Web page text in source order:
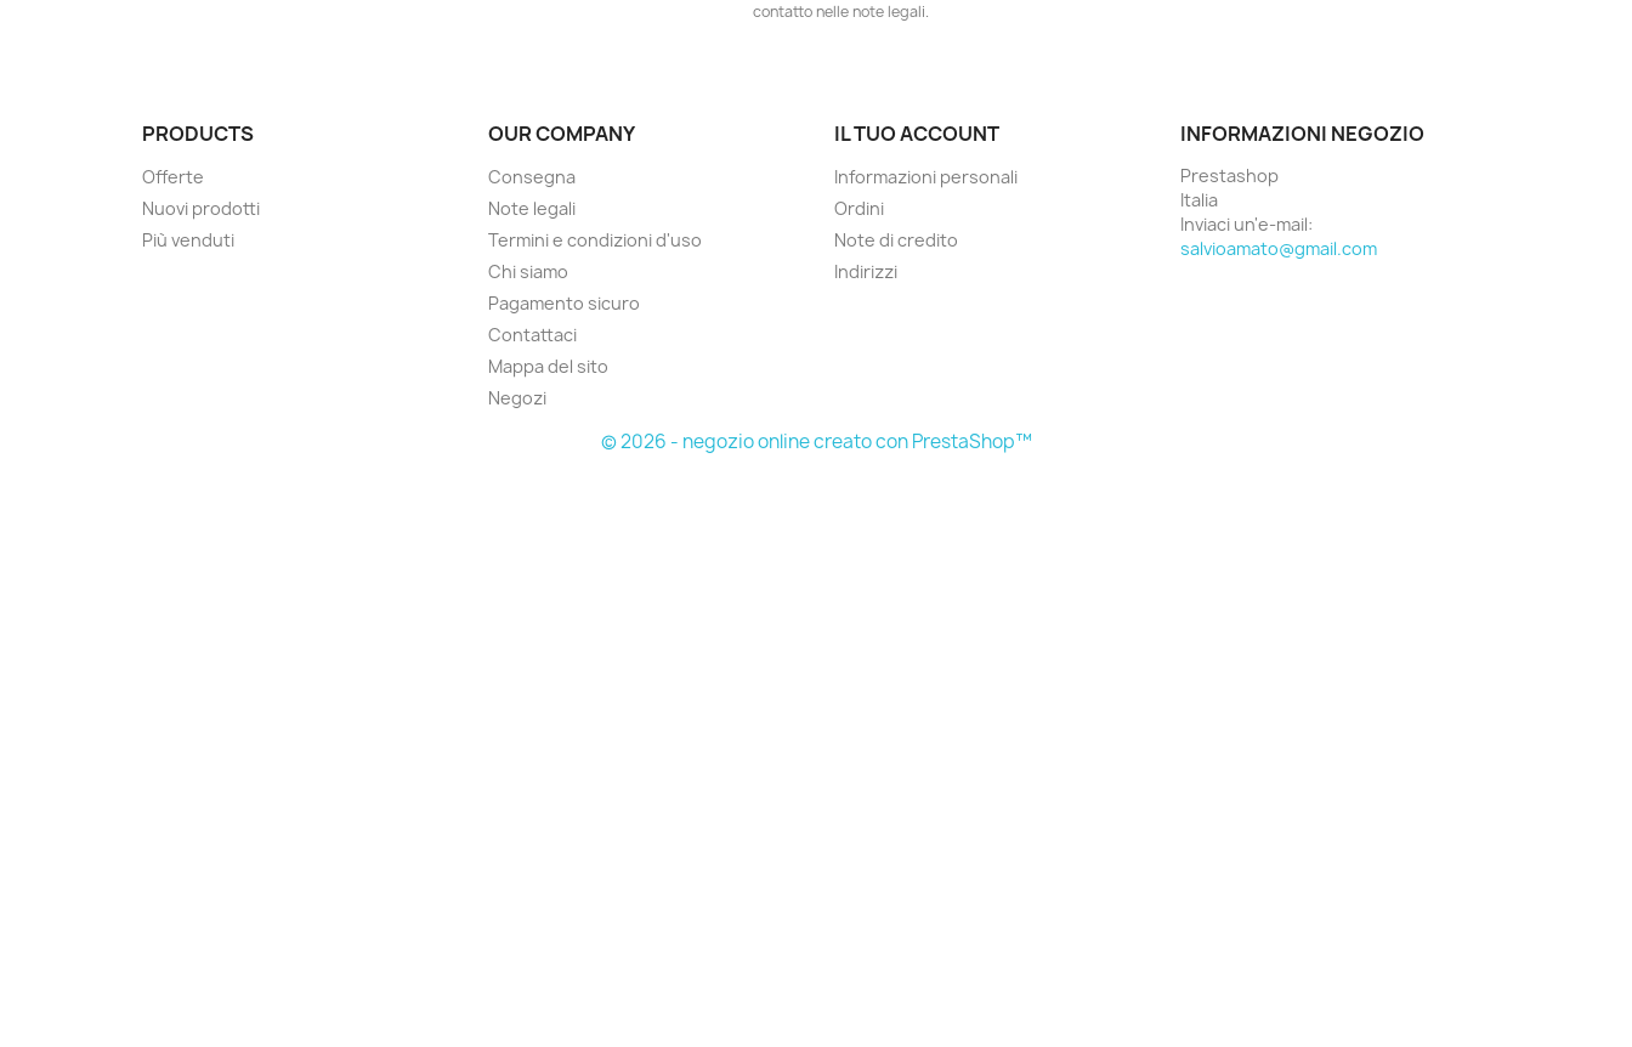
contatto nelle note legali.
PRODUCTS
Offerte
Nuovi prodotti
Più venduti
OUR COMPANY
Consegna
Note legali
Termini e condizioni d'uso
Chi siamo
Pagamento sicuro
Contattaci
Mappa del sito
Negozi
IL TUO ACCOUNT
Informazioni personali
Ordini
Note di credito
Indirizzi
INFORMAZIONI NEGOZIO
Prestashop
Italia
Inviaci un'e-mail:
salvioamato@gmail.com
© 2026 - negozio online creato con PrestaShop™